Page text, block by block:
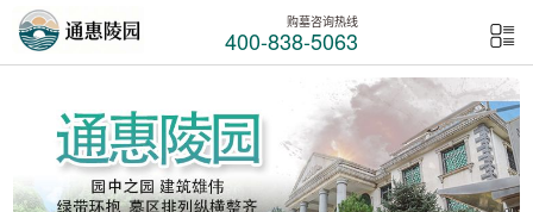
购墓咨询热线
400-838-5063